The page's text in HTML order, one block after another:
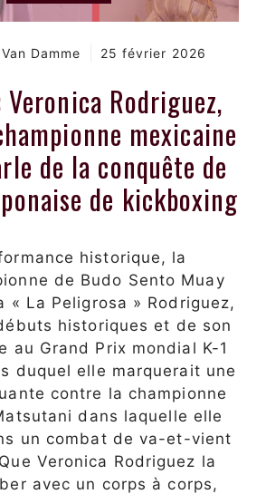
Damme 25 février 2026
Rodriguez,
mexicaine
de la conquête de
de kickboxing
historique, la
de Budo Sento Muay
« La Peligrosa » Rodriguez,
historiques et de son
au Grand Prix mondial K-1
duquel elle marquerait une
contre la championne
dans laquelle elle
un combat de va-et-vient
Veronica Rodriguez la
avec un corps à corps,